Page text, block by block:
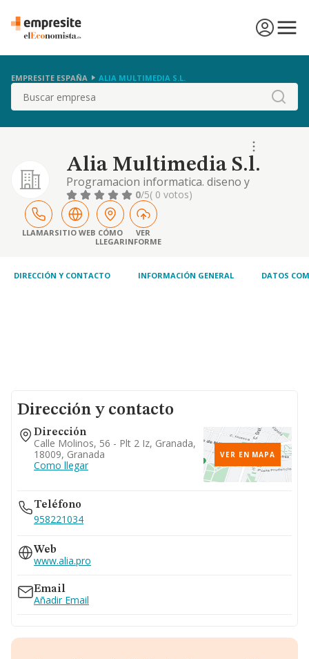
EMPRESITE ESPAÑA ALIA MULTIMEDIA S.L.
Buscar
Alia Multimedia S.l.
Programacion informatica. diseno y
mantenimiento de paginas web. comercio de
equipos informaticos.
0/5( 0 votos)
LLAMARSITIO WEB CÓMO
LLEGAR
VER
INFORME
DIRECCIÓN Y CONTACTO INFORMACIÓN GENERAL DATOS
Dirección y contacto
Dirección
Calle Molinos, 56 - Plt 2 Iz, Granada,
18009, Granada
Como llegar
VER EN MAPA
Teléfono
958221034
Web
www.alia.pro
Email
Añadir Email